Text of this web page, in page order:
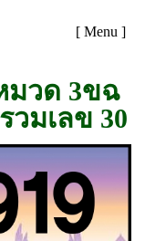
[ Menu ]
มวด 3ขฉ
วมเลข 30